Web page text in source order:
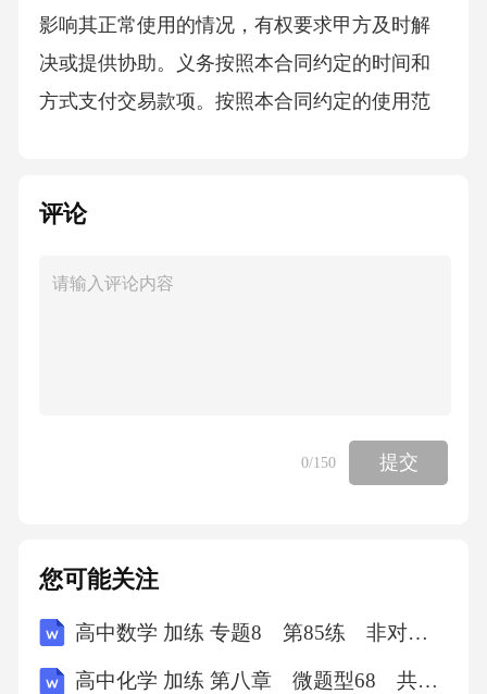
影响其正常使用的情况，有权要求甲方及时解
决或提供协助。义务按照本合同约定的时间和
方式支付交易款项。按照本合同约定的使用范
何第三方，除非事先获得甲方书面同意。如乙
责任，向甲方支付违约金人民币[X]元（大写：
中，应采取合理措施保护形象版权的安全，防
止形象被盗用、泄露或遭受其他侵权行为。如
甲方因此遭受的损失（依据《中华人民共和国
民法典》第577条【违约责任】）。在本合同期
满或提前终止后，乙方应立即停止使用该形象
评论
0/150 提交
您可能关注
高中数学 加练 专题8 第85练 非对称韦达定理
高中化学 加练 第八章 微题型68 共价键极性 分子极性 氢键对物质性质的影响